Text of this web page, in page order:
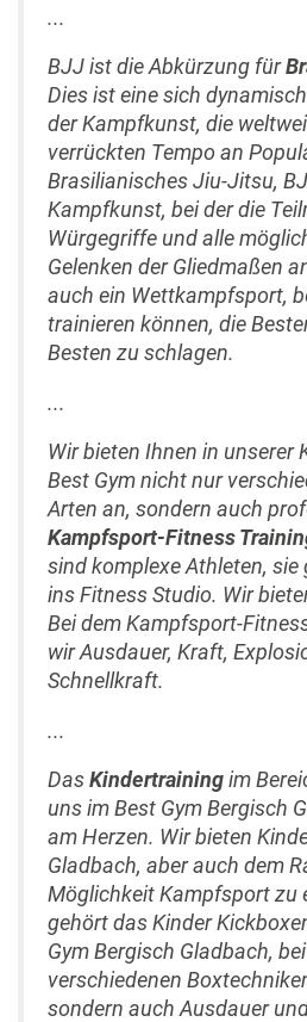
...
BJJ ist die Abkürzung für
Dies ist eine sich
der Kampfkunst, die
verrückten Tempo an
Brasilianisches Jiu-Jitsu,
Kampfkunst, bei der die
Würgegriffe und alle
Gelenken der Gliedmaßen
auch ein Wettkampfsport,
trainieren können, die
Besten zu schlagen.
...
Wir bieten Ihnen in unserer
Best Gym nicht nur
Arten an, sondern auch
Kampfsport-Fitness
sind komplexe Athleten, sie
ins Fitness Studio. Wir
Bei dem Kampfsport-
wir Ausdauer, Kraft,
Schnellkraft.
...
Das Kindertraining im
uns im Best Gym Bergisch
am Herzen. Wir bieten
Gladbach, aber auch dem
Möglichkeit Kampfsport zu
gehört das Kinder
Gym Bergisch Gladbach,
verschiedenen
sondern auch Ausdauer